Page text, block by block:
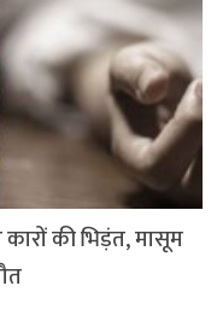
कारों की भिड़ंत, मासूम